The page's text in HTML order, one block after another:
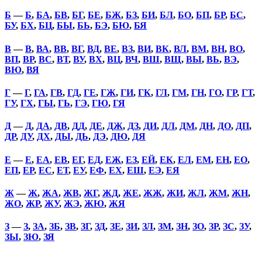
Б —Б, БА, БВ, БГ, БЕ, БЖ, БЗ, БИ, БЛ, БО, БП, БР, БС,
БУ, БХ, БЦ, БЫ, БЬ, БЭ, БЮ, БЯ
В—В, ВА, ВВ, ВГ, ВД, ВЕ, ВЗ, ВИ, ВК, ВЛ, ВМ, ВН, ВО,
ВП, ВР, ВС, ВТ, ВУ, ВХ, ВЦ, ВЧ, ВШ, ВЩ, ВЫ, ВЬ, ВЭ,
ВЮ, ВЯ
Г—Г, ГА, ГВ, ГД, ГЕ, ГЖ, ГИ, ГК, ГЛ, ГМ, ГН, ГО, ГР, ГТ,
ГУ, ГХ, ГЫ, ГЬ, ГЭ, ГЮ, ГЯ
Д— Д, ДА, ДВ, ДД, ДЕ, ДЖ, ДЗ, ДИ, ДЛ, ДМ, ДН, ДО, ДП,
ДР, ДУ, ДХ, ДЫ, ДЬ, ДЭ, ДЮ, ДЯ
Е —Е, ЕА, ЕВ, ЕГ, ЕД, ЕЖ, ЕЗ, ЕЙ, ЕК, ЕЛ, ЕМ, ЕН, ЕО,
ЕП, ЕР, ЕС, ЕТ, ЕУ, ЕФ, ЕХ, ЕШ, ЕЭ, ЕЯ
Ж —Ж, ЖА, ЖВ, ЖГ, ЖД, ЖЕ, ЖЖ, ЖИ, ЖЛ, ЖМ, ЖН,
ЖО, ЖР, ЖУ, ЖЭ, ЖЮ, ЖЯ
З—З, ЗА, ЗБ, ЗВ, ЗГ, ЗД, ЗЕ, ЗИ, ЗЛ, ЗМ, ЗН, ЗО, ЗР, ЗС, ЗУ,
ЗЫ, ЗЮ, ЗЯ